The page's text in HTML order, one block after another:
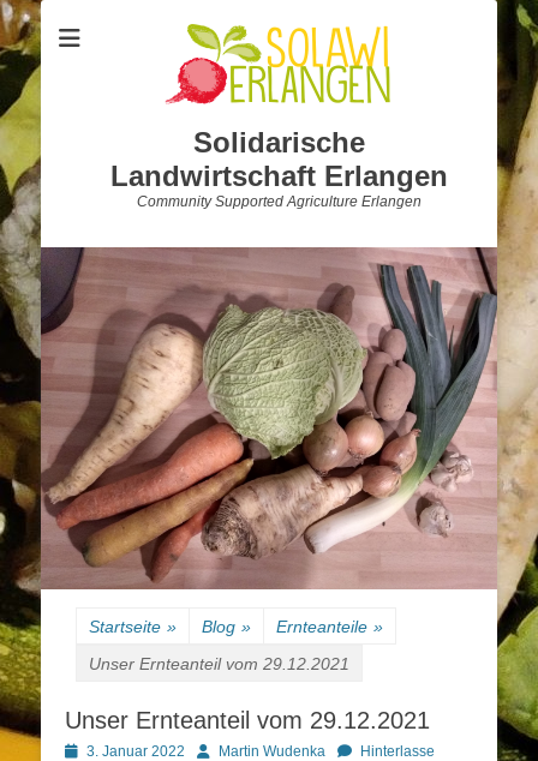
Solidarische
Landwirtschaft Erlangen
Community Supported Agriculture Erlangen
Startseite » Blog » Ernteanteile »
Unser Ernteanteil vom 29.12.2021
Unser Ernteanteil vom 29.12.2021
Posted3. Januar 2022 AutorMartin Wudenka
Hinterlasse